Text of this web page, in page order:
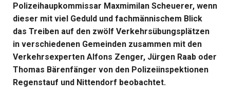
Region! angebote vor ort | anzeige
Polizeihaupkommissar Maxmimilan Scheuerer, wenn
dieser mit viel Geduld und fachmännischem Blick
das Treiben auf den zwölf Verkehrsübungsplätzen
in verschiedenen Gemeinden zusammen mit den
Verkehrsexperten Alfons Zenger, Jürgen Raab oder
Thomas Bärenfänger von den Polizeiinspektionen
Regenstauf und Nittendorf beobachtet.